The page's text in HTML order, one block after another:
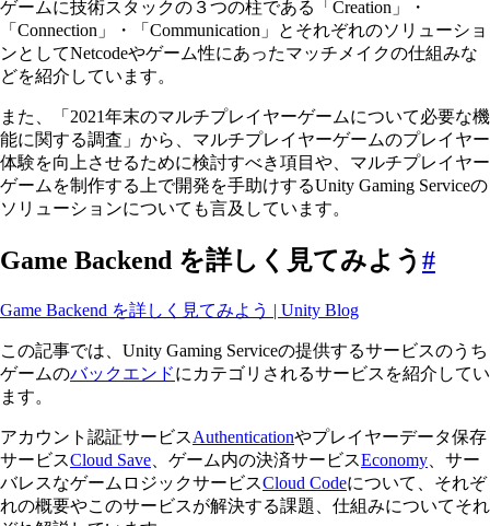
ゲームに技術スタックの３つの柱である「Creation」・
「Connection」・「Communication」とそれぞれのソリューショ
ンとしてNetcodeやゲーム性にあったマッチメイクの仕組みな
どを紹介しています。
また、「2021年末のマルチプレイヤーゲームについて必要な機
能に関する調査」から、マルチプレイヤーゲームのプレイヤー
体験を向上させるために検討すべき項目や、マルチプレイヤー
ゲームを制作する上で開発を手助けするUnity Gaming Serviceの
ソリューションについても言及しています。
Game Backend を詳しく見てみよう #
Game Backend を詳しく見てみよう | Unity Blog
この記事では、Unity Gaming Serviceの提供するサービスのうち
ゲームのバックエンドにカテゴリされるサービスを紹介してい
ます。
アカウント認証サービスAuthenticationやプレイヤーデータ保存
サービスCloud Save 、ゲーム内の決済サービスEconomy 、サー
バレスなゲームロジックサービスCloud Codeについて、それぞ
れの概要やこのサービスが解決する課題、仕組みについてそれ